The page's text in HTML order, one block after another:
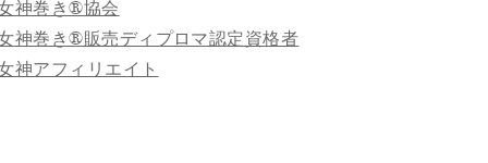
神巻き®協会
神巻き®販売ディプロマ認定資格者
神アフィリエイト